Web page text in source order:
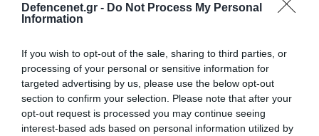
Defencenet.gr - Do Not Process My Personal
Information
If you wish to opt-out of the sale, sharing to third parties, or
processing of your personal or sensitive information for
targeted advertising by us, please use the below opt-out
section to confirm your selection. Please note that after your
opt-out request is processed you may continue seeing
interest-based ads based on personal information utilized by